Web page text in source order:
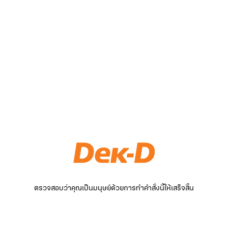
ตรวจสอบว่าคุณเป็นมนุษย์ด้วยการทำคำสั่งนี้ให้เสร็จสิ้น